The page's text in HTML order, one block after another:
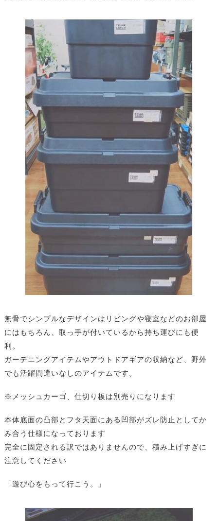
無骨でシンプルなデザインはリビングや寝室などのお部屋
にはもちろん、取っ手が付いているから持ち運びにも便
利。
ガーデニングアイテムやアウトドアギアの収納など、野外
でも活躍間違いなしのアイテムです。
※メッシュカーゴ、仕切り板は別売りになります
本体底面の凸部とフタ天面にある凹部がズレ防止としてか
み合う仕様になっております
完全に固定される訳ではありませんので、積み上げすぎに
注意してください
「遊び心をもって行こう。」